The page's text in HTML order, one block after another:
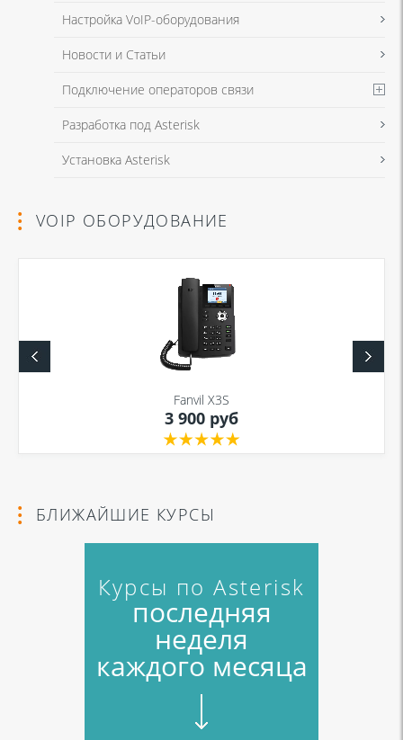
Настройка VoIP-оборудования
Новости и Статьи
Подключение операторов связи
Разработка под Asterisk
Установка Asterisk
VOIP ОБОРУДОВАНИЕ
Fanvil X3S
3 900 руб
БЛИЖАЙШИЕ КУРСЫ
Курсы по Asterisk
последняя
неделя
каждого месяца